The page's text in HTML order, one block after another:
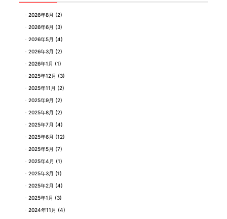
2026年8月 (2)
2026年6月 (3)
2026年5月 (4)
2026年3月 (2)
2026年1月 (1)
2025年12月 (3)
2025年11月 (2)
2025年9月 (2)
2025年8月 (2)
2025年7月 (4)
2025年6月 (12)
2025年5月 (7)
2025年4月 (1)
2025年3月 (1)
2025年2月 (4)
2025年1月 (3)
2024年11月 (4)